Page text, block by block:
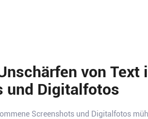
von Text
und Digitalfotos
Screenshots und Digitalfotos